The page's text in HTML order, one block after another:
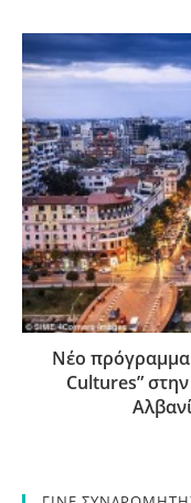
Νέο πρόγραμμα
Cultures”